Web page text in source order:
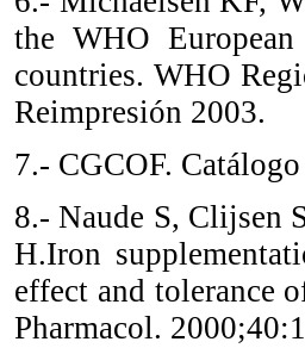
the WHO
countries. WHO
Reimpresión 2003.
7.- CGCOF.
8.- Naude S, Clijsen
H.Iron
effect and tolerance
Pharmacol.